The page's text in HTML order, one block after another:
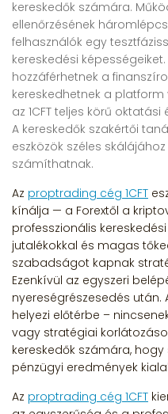
kereskedők számára.
ellenőrzésének
felhasználók egy
kereskedési
hozzáférhetnek a
kereskedhetnek a
az 1CFT teljes körű
A kereskedők szakértői
eszközök széles
számíthatnak.
Az proptrading cég 1CFT
kínálja — a Forextől a
professzionális
jutalékokkal és magas
szabadságot kapnak
Ezenkívül az egyszeri
nyereségrészesedés
helyezi előtérbe –
vagy stratégiai
kereskedők számára,
pénzügyi eredmények
Az proptrading cég 1CFT